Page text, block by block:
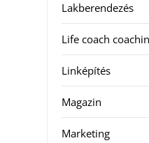
Lakberendezés
Life coach
Linképítés
Magazin
Marketing